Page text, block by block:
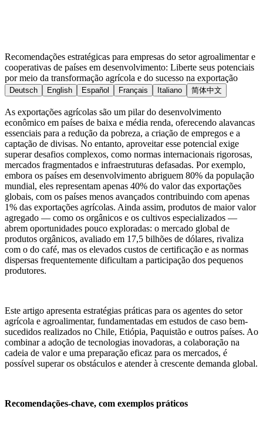
Recomendações estratégicas para empresas do setor agroalimentar e
cooperativas de países em desenvolvimento: Liberte seus potenciais
por meio da transformação agrícola e do sucesso na exportação
Deutsch English Español Français Italiano 简体中文
As exportações agrícolas são um pilar do desenvolvimento
econômico em países de baixa e média renda, oferecendo alavancas
essenciais para a redução da pobreza, a criação de empregos e a
captação de divisas. No entanto, aproveitar esse potencial exige
superar desafios complexos, como normas internacionais rigorosas,
mercados fragmentados e infraestruturas defasadas. Por exemplo,
embora os países em desenvolvimento abriguem 80% da população
mundial, eles representam apenas 40% do valor das exportações
globais, com os países menos avançados contribuindo com apenas
1% das exportações agrícolas. Ainda assim, produtos de maior valor
agregado — como os orgânicos e os cultivos especializados —
abrem oportunidades pouco exploradas: o mercado global de
produtos orgânicos, avaliado em 17,5 bilhões de dólares, rivaliza
com o do café, mas os elevados custos de certificação e as normas
dispersas frequentemente dificultam a participação dos pequenos
produtores.
Este artigo apresenta estratégias práticas para os agentes do setor
agrícola e agroalimentar, fundamentadas em estudos de caso bem-
sucedidos realizados no Chile, Etiópia, Paquistão e outros países. Ao
combinar a adoção de tecnologias inovadoras, a colaboração na
cadeia de valor e uma preparação eficaz para os mercados, é
possível superar os obstáculos e atender à crescente demanda global.
Recomendações-chave, com exemplos práticos